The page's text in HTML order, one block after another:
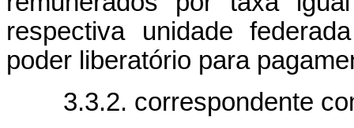
respectiva unidade
poder liberatório para
3.3.2. correspondente